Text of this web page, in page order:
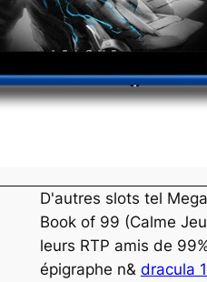
D'autres slots tel
Book of 99 (Calme
leurs RTP amis de
épigraphe n& dracula